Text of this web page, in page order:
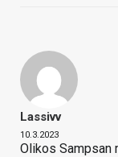
Lassivv
10.3.2023
Olikos Sampsan